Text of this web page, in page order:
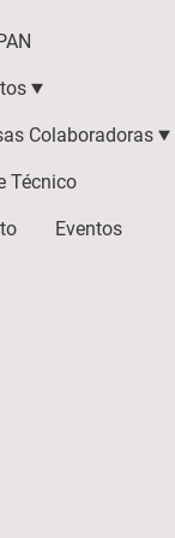
Colaboradoras
Técnico
Eventos